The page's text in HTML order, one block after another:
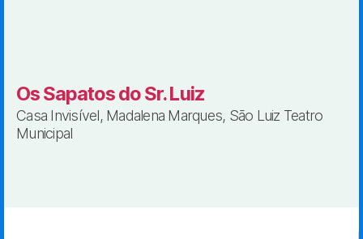
Os Sapatos do Sr. Luiz
Casa Invisível, Madalena Marques, São Luiz Teatro
Municipal